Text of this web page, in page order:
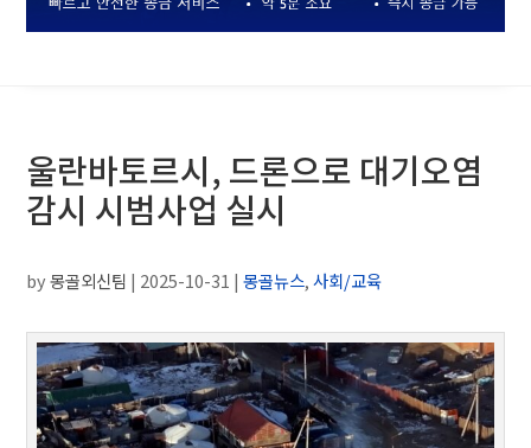
울란바토르시, 드론으로 대기오염
감시 시범사업 실시
by몽골외신팀 | 2025-10-31 |몽골뉴스,사회/교육